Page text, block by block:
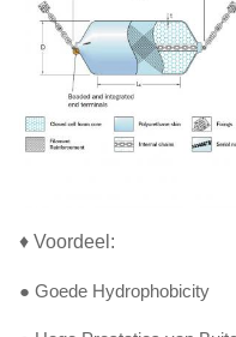
♦ Voordeel:
● Goede Hydrophobicity